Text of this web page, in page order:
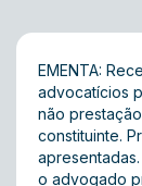
EMENTA:
advocatícios
não
constituinte.
o advogado